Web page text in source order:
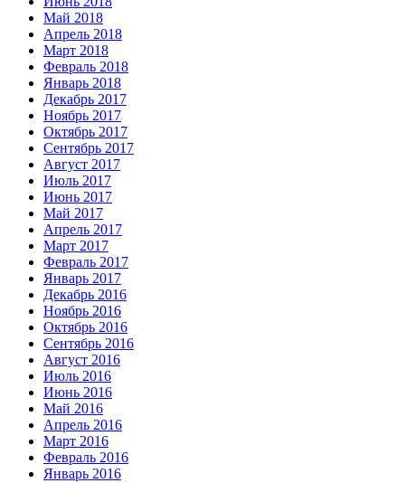
Май 2018
Апрель 2018
Март 2018
Февраль 2018
Январь 2018
Декабрь 2017
Ноябрь 2017
Октябрь 2017
Сентябрь 2017
Август 2017
Июль 2017
Июнь 2017
Май 2017
Апрель 2017
Март 2017
Февраль 2017
Январь 2017
Декабрь 2016
Ноябрь 2016
Октябрь 2016
Сентябрь 2016
Август 2016
Июль 2016
Июнь 2016
Май 2016
Апрель 2016
Март 2016
Февраль 2016
Январь 2016